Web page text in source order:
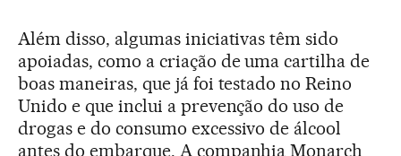
Além disso, algumas iniciativas têm sido
apoiadas, como a criação de uma cartilha de
boas maneiras, que já foi testado no Reino
Unido e que inclui a prevenção do uso de
drogas e do consumo excessivo de álcool
antes do embarque. A companhia Monarch